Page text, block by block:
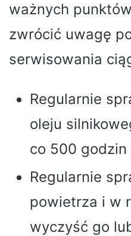
ważnych
zwrócić uwagę
serwisowania
Regularnie
oleju
co 500 godzin
Regularnie
powietrza i w
wyczyść go